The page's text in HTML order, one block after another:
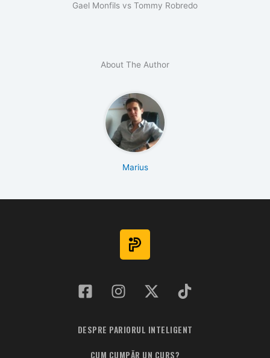
Gael Monfils vs Tommy Robredo
About The Author
Marius
DESPRE PARIORUL INTELIGENT
CUM CUMPĂR UN CURS?